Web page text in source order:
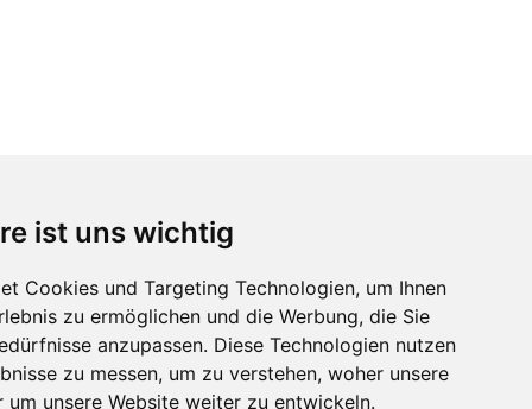
ist uns wichtig
Cookies und Targeting Technologien, um Ihnen
zu ermöglichen und die Werbung, die Sie
anzupassen. Diese Technologien nutzen
zu messen, um zu verstehen, woher unsere
um unsere Website weiter zu entwickeln.